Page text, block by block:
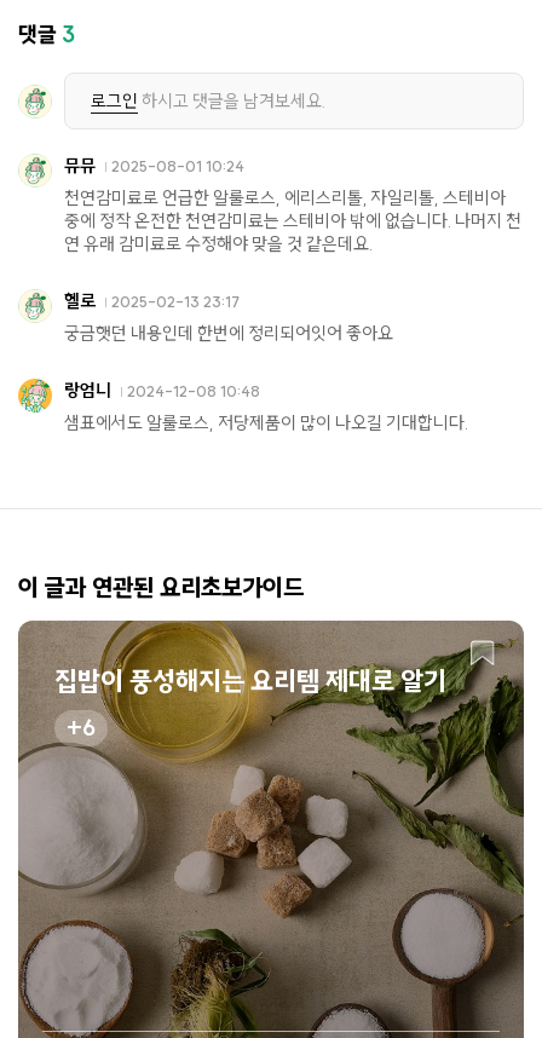
댓글 3
로그인 하시고 댓글을 남겨보세요.
뮤뮤 2025-08-01 10:24
천연감미료로 언급한 알룰로스, 에리스리톨, 자일리톨, 스테비아
중에 정작 온전한 천연감미료는 스테비아 밖에 없습니다. 나머지 천
연 유래 감미료로 수정해야 맞을 것 같은데요.
헬로 2025-02-13 23:17
궁금햇던 내용인데 한번에 정리되어잇어 좋아요
랑엄니 2024-12-08 10:48
샘표에서도 알룰로스, 저당제품이 많이 나오길 기대합니다.
이 글과 연관된 요리초보가이드
집밥이 풍성해지는 요리템 제대로 알기
6